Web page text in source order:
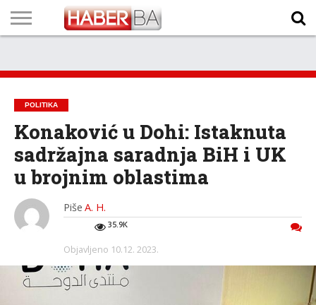
TECH
PROGRAM
PROGNOZA
PUTEVIMA
LISTA
NAMA
POLITIKA
Konaković u Dohi: Istaknuta
sadržajna saradnja BiH i UK
u brojnim oblastima
Piše A. H.
35.9K
Objavljeno 10.12. 2023.